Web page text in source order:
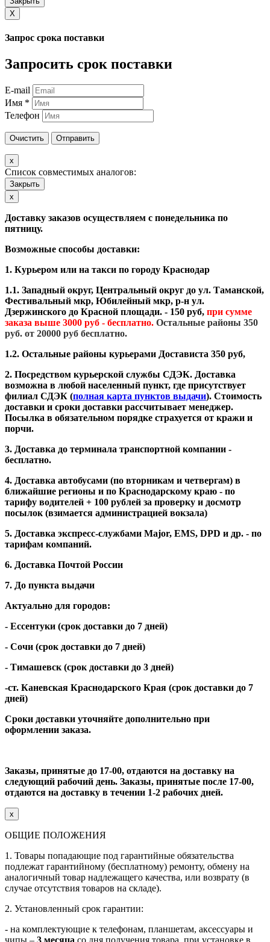
X
Запрос срока поставки
Запросить срок поставки
E-mail
Имя *
Телефон
x
Список совместимых аналогов:
Закрыть
x
Доставку заказов осуществляем с понедельника по
пятницу.
Возможные способы доставки:
1. Курьером или на такси по городу Краснодар
1.1. Западный округ, Центральный округ до ул. Таманской,
Фестивальный мкр, Юбилейный мкр, р-н ул.
Дзержинского до Красной площади. - 150 руб, при сумме
заказа выше 3000 руб - бесплатно. Остальные районы 350
руб. от 20000 руб бесплатно.
1.2. Остальные районы курьерами Достависта 350 руб,
2. Посредством курьерской службы СДЭК. Доставка
возможна в любой населенный пункт, где присутствует
филиал СДЭК (полная карта пунктов выдачи). Стоимость
доставки и сроки доставки рассчитывает менеджер.
Посылка в обязательном порядке страхуется от кражи и
порчи.
3. Доставка до терминала транспортной компании -
бесплатно.
4. Доставка автобусами (по вторникам и четвергам) в
ближайшие регионы и по Краснодарскому краю - по
тарифу водителей + 100 рублей за проверку и досмотр
посылок (взимается администрацией вокзала)
5. Доставка экспресс-службами Major, EMS, DPD и др. - по
тарифам компаний.
6. Доставка Почтой России
7. До пункта выдачи
Актуально для городов:
- Ессентуки (срок доставки до 7 дней)
- Сочи (срок доставки до 7 дней)
- Тимашевск (срок доставки до 3 дней)
-ст. Каневская Краснодарского Края (срок доставки до 7
дней)
Сроки доставки уточняйте дополнительно при
оформлении заказа.
Заказы, принятые до 17-00, отдаются на доставку на
следующий рабочий день. Заказы, принятые после 17-00,
отдаются на доставку в течении 1-2 рабочих дней.
x
ОБЩИЕ ПОЛОЖЕНИЯ
1. Товары попадающие под гарантийные обязательства
подлежат гарантийному (бесплатному) ремонту, обмену на
аналогичный товар надлежащего качества, или возврату (в
случае отсутствия товаров на складе).
2. Установленный срок гарантии:
- на комплектующие к телефонам, планшетам, аксессуары и